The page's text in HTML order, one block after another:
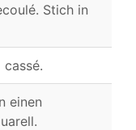
Stich in
cassé.
einen